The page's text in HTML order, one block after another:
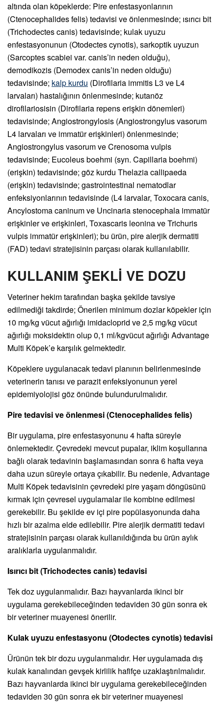
altında olan köpeklerde: Pire enfestasyonlarının
(Ctenocephalides felis) tedavisi ve önlenmesinde; ısırıcı bit
(Trichodectes canis) tedavisinde; kulak uyuzu
enfestasyonunun (Otodectes cynotis), sarkoptik uyuzun
(Sarcoptes scabiei var. canis’in neden olduğu),
demodikozis (Demodex canis’in neden olduğu)
tedavisinde; kalp kurdu (Dirofilaria immitis L3 ve L4
larvaları) hastalığının önlenmesinde; kutanöz
dirofilariosisin (Dirofilaria repens erişkin dönemleri)
tedavisinde; Angiostrongylosis (Angiostrongylus vasorum
L4 larvaları ve immatür erişkinleri) önlenmesinde;
Angiostrongylus vasorum ve Crenosoma vulpis
tedavisinde; Eucoleus boehmi (syn. Capillaria boehmi)
(erişkin) tedavisinde; göz kurdu Thelazia callipaeda
(erişkin) tedavisinde; gastrointestinal nematodlar
enfeksiyonlarının tedavisinde (L4 larvalar, Toxocara canis,
Ancylostoma caninum ve Uncinaria stenocephala immatür
erişkinler ve erişkinleri, Toxascaris leonina ve Trichuris
vulpis immatür erişkinleri); bu ürün, pire alerjik dermatiti
(FAD) tedavi stratejisinin parçası olarak kullanılabilir.
KULLANIM ŞEKLİ VE DOZU
Veteriner hekim tarafından başka şekilde tavsiye
edilmediği takdirde; Önerilen minimum dozlar köpekler için
10 mg/kg vücut ağırlığı imidacloprid ve 2,5 mg/kg vücut
ağırlığı moksidektin olup 0,1 ml/kgvücut ağırlığı Advantage
Multi Köpek’e karşılık gelmektedir.
Köpeklere uygulanacak tedavi planının belirlenmesinde
veterinerin tanısı ve parazit enfeksiyonunun yerel
epidemiyolojisi göz önünde bulundurulmalıdır.
Pire tedavisi ve önlenmesi (Ctenocephalides felis)
Bir uygulama, pire enfestasyonunu 4 hafta süreyle
önlemektedir. Çevredeki mevcut pupalar, iklim koşullarına
bağlı olarak tedavinin başlamasından sonra 6 hafta veya
daha uzun süreyle ortaya çıkabilir. Bu nedenle, Advantage
Multi Köpek tedavisinin çevredeki pire yaşam döngüsünü
kırmak için çevresel uygulamalar ile kombine edilmesi
gerekebilir. Bu şekilde ev içi pire popülasyonunda daha
hızlı bir azalma elde edilebilir. Pire alerjik dermatiti tedavi
stratejisinin parçası olarak kullanıldığında bu ürün aylık
aralıklarla uygulanmalıdır.
Isırıcı bit (Trichodectes canis) tedavisi
Tek doz uygulanmalıdır. Bazı hayvanlarda ikinci bir
uygulama gerekebileceğinden tedaviden 30 gün sonra ek
bir veteriner muayenesi önerilir.
Kulak uyuzu enfestasyonu (Otodectes cynotis) tedavisi
Ürünün tek bir dozu uygulanmalıdır. Her uygulamada dış
kulak kanalından gevşek kirlilik hafifçe uzaklaştırılmalıdır.
Bazı hayvanlarda ikinci bir uygulama gerekebileceğinden
tedaviden 30 gün sonra ek bir veteriner muayenesi